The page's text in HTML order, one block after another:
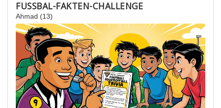
FUSSBAL-FAKTEN-CHALLENGE
Ahmad (13)